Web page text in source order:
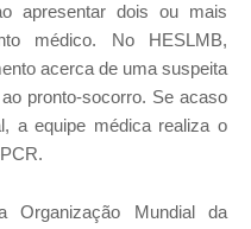
apresentar dois ou mais
médico. No HESLMB,
acerca de uma suspeita
pronto-socorro. Se acaso
a equipe médica realiza o
Organização Mundial da